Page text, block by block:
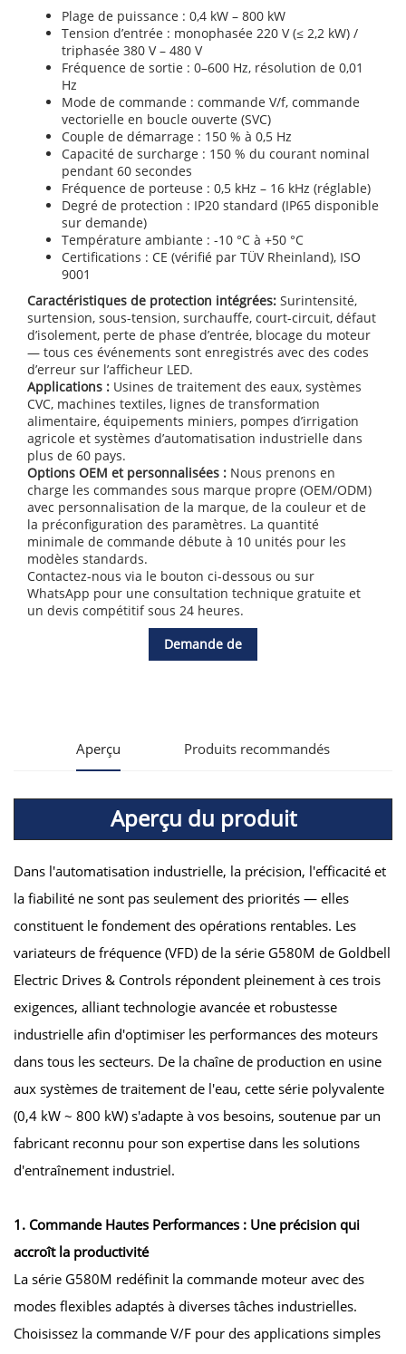
Plage de puissance : 0,4 kW – 800 kW
Tension d’entrée : monophasée 220 V (≤ 2,2 kW) /
triphasée 380 V – 480 V
Fréquence de sortie : 0–600 Hz, résolution de 0,01
Hz
Mode de commande : commande V/f, commande
vectorielle en boucle ouverte (SVC)
Couple de démarrage : 150 % à 0,5 Hz
Capacité de surcharge : 150 % du courant nominal
pendant 60 secondes
Fréquence de porteuse : 0,5 kHz – 16 kHz (réglable)
Degré de protection : IP20 standard (IP65 disponible
sur demande)
Température ambiante : -10 °C à +50 °C
Certifications : CE (vérifié par TÜV Rheinland), ISO
9001
Caractéristiques de protection intégrées: Surintensité,
surtension, sous-tension, surchauffe, court-circuit, défaut
d’isolement, perte de phase d’entrée, blocage du moteur
— tous ces événements sont enregistrés avec des codes
d’erreur sur l’afficheur LED.
Applications : Usines de traitement des eaux, systèmes
CVC, machines textiles, lignes de transformation
alimentaire, équipements miniers, pompes d’irrigation
agricole et systèmes d’automatisation industrielle dans
plus de 60 pays.
Options OEM et personnalisées : Nous prenons en
charge les commandes sous marque propre (OEM/ODM)
avec personnalisation de la marque, de la couleur et de
la préconfiguration des paramètres. La quantité
minimale de commande débute à 10 unités pour les
modèles standards.
Contactez-nous via le bouton ci-dessous ou sur
WhatsApp pour une consultation technique gratuite et
un devis compétitif sous 24 heures.
Demande de
Aperçu Produits recommandés
Aperçu du produit
Dans l'automatisation industrielle, la précision, l'efficacité et
la fiabilité ne sont pas seulement des priorités — elles
constituent le fondement des opérations rentables. Les
variateurs de fréquence (VFD) de la série G580M de Goldbell
Electric Drives & Controls répondent pleinement à ces trois
exigences, alliant technologie avancée et robustesse
industrielle afin d'optimiser les performances des moteurs
dans tous les secteurs. De la chaîne de production en usine
aux systèmes de traitement de l'eau, cette série polyvalente
(0,4 kW ~ 800 kW) s'adapte à vos besoins, soutenue par un
fabricant reconnu pour son expertise dans les solutions
d'entraînement industriel.
1. Commande Hautes Performances : Une précision qui
accroît la productivité
La série G580M redéfinit la commande moteur avec des
modes flexibles adaptés à diverses tâches industrielles.
Choisissez la commande V/F pour des applications simples